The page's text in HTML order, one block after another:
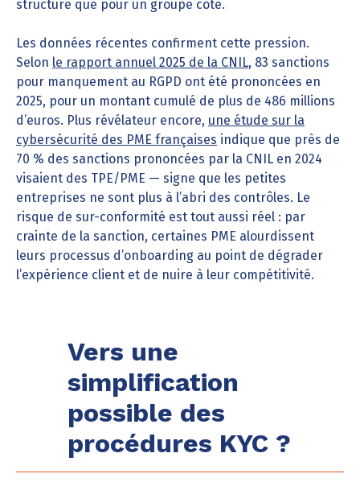
structure que pour un groupe coté.
Les données récentes confirment cette pression.
Selon le rapport annuel 2025 de la CNIL, 83 sanctions
pour manquement au RGPD ont été prononcées en
2025, pour un montant cumulé de plus de 486 millions
d’euros. Plus révélateur encore, une étude sur la
cybersécurité des PME françaises indique que près de
70 % des sanctions prononcées par la CNIL en 2024
visaient des TPE/PME — signe que les petites
entreprises ne sont plus à l’abri des contrôles. Le
risque de sur-conformité est tout aussi réel : par
crainte de la sanction, certaines PME alourdissent
leurs processus d’onboarding au point de dégrader
l’expérience client et de nuire à leur compétitivité.
Vers une
simplification
possible des
procédures KYC ?